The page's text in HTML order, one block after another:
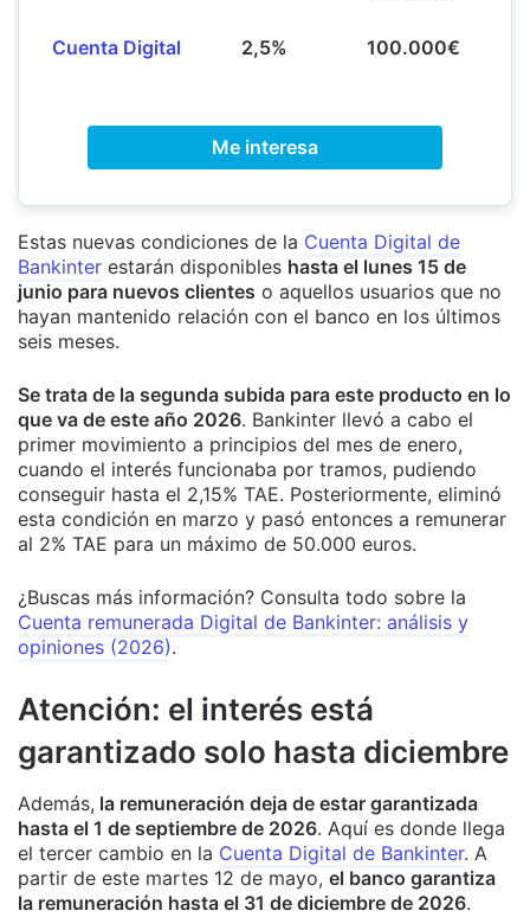
Cuenta Digital 2,5% 100.000€
Me interesa
Estas nuevas condiciones de la Cuenta Digital de
Bankinter estarán disponibles hasta el lunes 15 de
junio para nuevos clientes o aquellos usuarios que no
hayan mantenido relación con el banco en los últimos
seis meses.
Se trata de la segunda subida para este producto en lo
que va de este año 2026. Bankinter llevó a cabo el
primer movimiento a principios del mes de enero,
cuando el interés funcionaba por tramos, pudiendo
conseguir hasta el 2,15% TAE. Posteriormente, eliminó
esta condición en marzo y pasó entonces a remunerar
al 2% TAE para un máximo de 50.000 euros.
¿Buscas más información? Consulta todo sobre la
Cuenta remunerada Digital de Bankinter: análisis y
opiniones (2026).
Atención: el interés está
garantizado solo hasta diciembre
Además, la remuneración deja de estar garantizada
hasta el 1 de septiembre de 2026. Aquí es donde llega
el tercer cambio en la Cuenta Digital de Bankinter. A
partir de este martes 12 de mayo, el banco garantiza
la remuneración hasta el 31 de diciembre de 2026.